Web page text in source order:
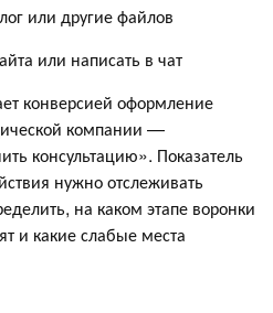
или другие файлов
или написать в чат
конверсией оформление
компании —
консультацию». Показатель
нужно отслеживать
на каком этапе воронки
и какие слабые места